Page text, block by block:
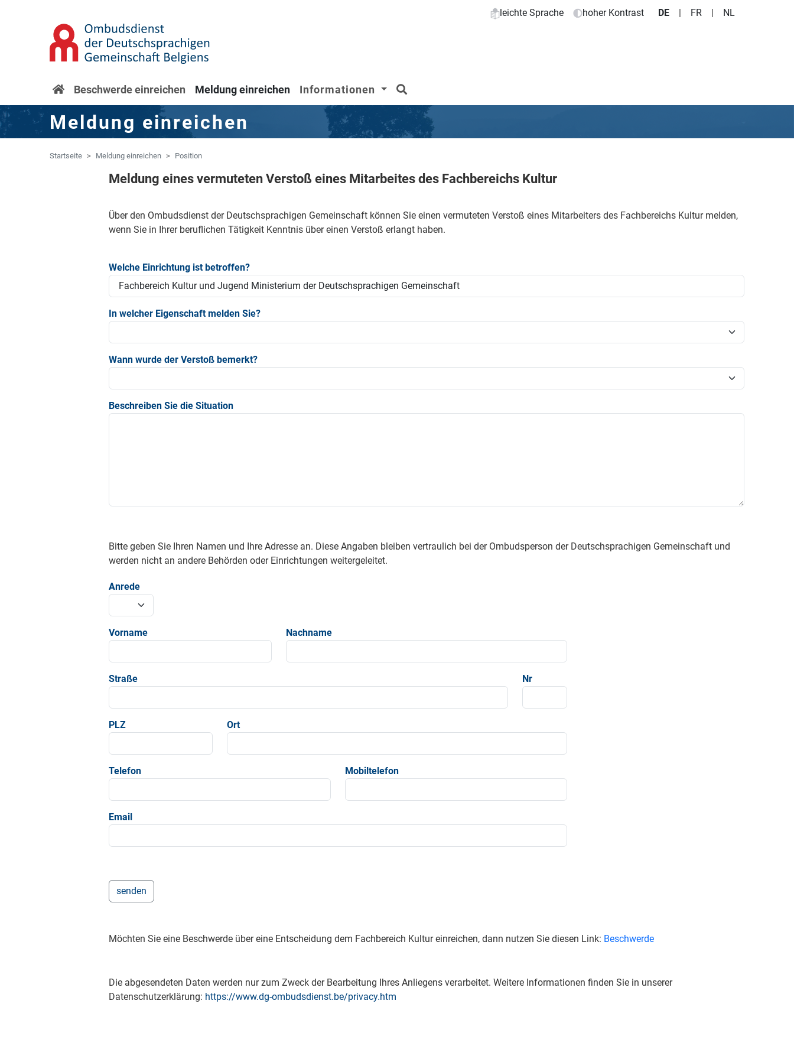
Zur Navigation springen
leichte Sprache hoher Kontrast DE | FR | NL
Startseite
Beschwerde einreichen Meldung einreichen Informationen
Meldung einreichen
Startseite Meldung einreichen Position
Meldung eines vermuteten Verstoß eines Mitarbeites des Fachbereichs Kultur
Über den Ombudsdienst der Deutschsprachigen Gemeinschaft können Sie einen vermuteten Verstoß eines Mitarbeiters des Fachbereichs Kultur melden,
wenn Sie in Ihrer beruflichen Tätigkeit Kenntnis über einen Verstoß erlangt haben.
Welche Einrichtung ist betroffen?
In welcher Eigenschaft melden Sie?
Wann wurde der Verstoß bemerkt?
Beschreiben Sie die Situation
Bitte geben Sie Ihren Namen und Ihre Adresse an. Diese Angaben bleiben vertraulich bei der Ombudsperson der Deutschsprachigen Gemeinschaft und
werden nicht an andere Behörden oder Einrichtungen weitergeleitet.
Anrede
Vorname Nachname
Straße Nr
PLZ Ort
Telefon Mobiltelefon
Email
Möchten Sie eine Beschwerde über eine Entscheidung dem Fachbereich Kultur einreichen, dann nutzen Sie diesen Link: Beschwerde
Die abgesendeten Daten werden nur zum Zweck der Bearbeitung Ihres Anliegens verarbeitet. Weitere Informationen finden Sie in unserer
Datenschutzerklärung: https://www.dg-ombudsdienst.be/privacy.htm